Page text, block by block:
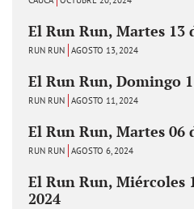
El Run Run, Martes 13
RUN RUN AGOSTO 13, 2024
El Run Run, Domingo
RUN RUN AGOSTO 11, 2024
El Run Run, Martes 06
RUN RUN AGOSTO 6, 2024
El Run Run, Miércoles
2024